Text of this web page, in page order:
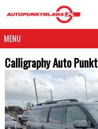
MENU
Calligraphy Auto Punkt